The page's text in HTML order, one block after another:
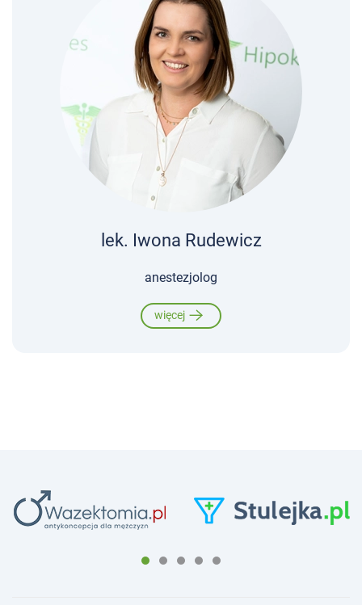
lek. Iwona Rudewicz
anestezjolog
więcej